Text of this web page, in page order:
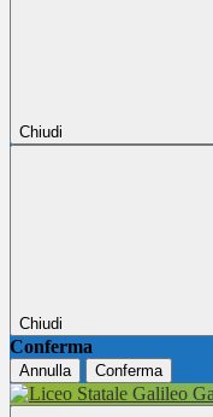
Chiudi
Chiudi
Conferma
Annulla Conferma